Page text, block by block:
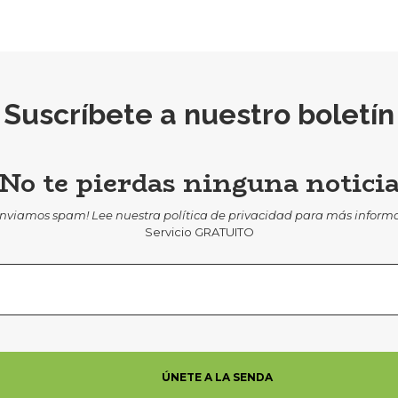
Suscríbete a nuestro boletín
te pierdas ninguna
spam! Lee nuestra política de privacidadpara más
Servicio GRATUITO